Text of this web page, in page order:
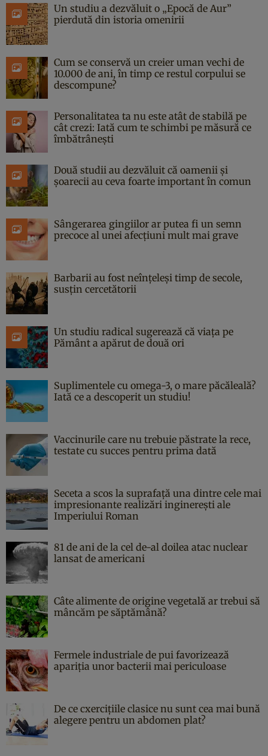
Un studiu a dezvăluit o „Epocă de Aur”
pierdută din istoria omenirii
Cum se conservă un creier uman vechi de
10.000 de ani, în timp ce restul corpului se
descompune?
Personalitatea ta nu este atât de stabilă pe
cât crezi: Iată cum te schimbi pe măsură ce
îmbătrânești
Două studii au dezvăluit că oamenii și
șoarecii au ceva foarte important în comun
Sângerarea gingiilor ar putea fi un semn
precoce al unei afecțiuni mult mai grave
Barbarii au fost neînțeleși timp de secole,
susțin cercetătorii
Un studiu radical sugerează că viața pe
Pământ a apărut de două ori
Suplimentele cu omega-3, o mare păcăleală?
Iată ce a descoperit un studiu!
Vaccinurile care nu trebuie păstrate la rece,
testate cu succes pentru prima dată
Seceta a scos la suprafață una dintre cele mai
impresionante realizări inginerești ale
Imperiului Roman
81 de ani de la cel de-al doilea atac nuclear
lansat de americani
Câte alimente de origine vegetală ar trebui să
mâncăm pe săptămână?
Fermele industriale de pui favorizează
apariția unor bacterii mai periculoase
De ce cxercițiile clasice nu sunt cea mai bună
alegere pentru un abdomen plat?